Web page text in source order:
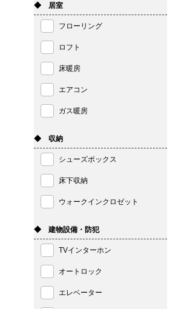
◆ 居室
フローリング
ロフト
床暖房
エアコン
ガス暖房
◆ 収納
シューズボックス
床下収納
ウォークインクロゼット
◆ 建物設備・防犯
TVインターホン
オートロック
エレベーター